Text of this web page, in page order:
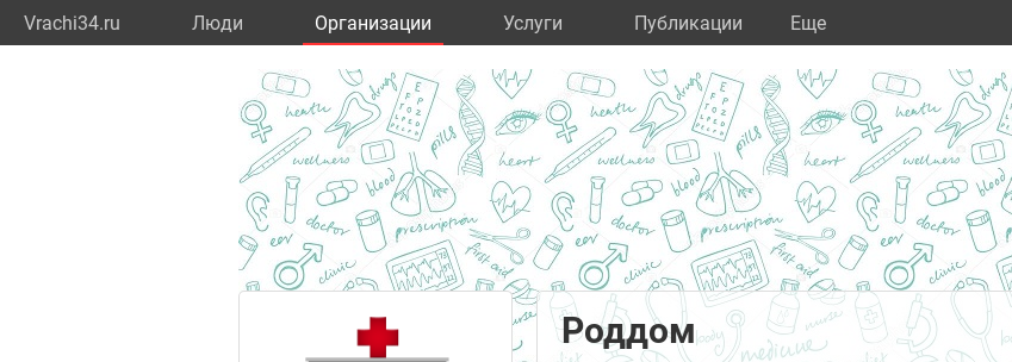
Vrachi34.ru Люди Организации Услуги Публикации Eще
Роддом